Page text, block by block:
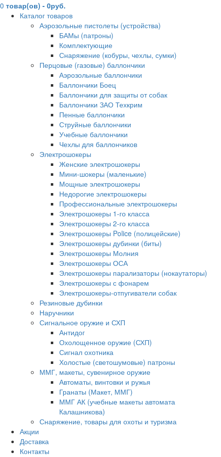
0 товар(ов) - 0руб.
Каталог товаров
Аэрозольные пистолеты (устройства)
БАМы (патроны)
Комплектующие
Снаряжение (кобуры, чехлы, сумки)
Перцовые (газовые) баллончики
Аэрозольные баллончики
Баллончики Боец
Баллончики для защиты от собак
Баллончики ЗАО Техкрим
Пенные баллончики
Струйные баллончики
Учебные баллончики
Чехлы для баллончиков
Электрошокеры
Женские электрошокеры
Мини-шокеры (маленькие)
Мощные электрошокеры
Недорогие электрошокеры
Профессиональные электрошокеры
Электрошокеры 1-го класса
Электрошокеры 2-го класса
Электрошокеры Police (полицейские)
Электрошокеры дубинки (биты)
Электрошокеры Молния
Электрошокеры ОСА
Электрошокеры парализаторы (нокаутаторы)
Электрошокеры с фонарем
Электрошокеры-отпугиватели собак
Резиновые дубинки
Наручники
Сигнальное оружие и СХП
Антидог
Охолощенное оружие (СХП)
Сигнал охотника
Холостые (светошумовые) патроны
ММГ, макеты, сувенирное оружие
Автоматы, винтовки и ружья
Гранаты (Макет, ММГ)
ММГ АК (учебные макеты автомата
Калашникова)
Снаряжение, товары для охоты и туризма
Акции
Доставка
Контакты